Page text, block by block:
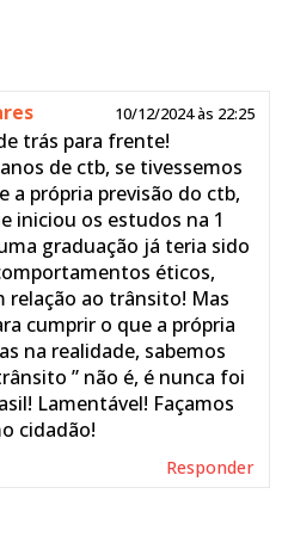
10/12/2024 às 22:25
trás para frente!
de ctb, se tivessemos
a própria previsão do ctb,
iniciou os estudos na 1
graduação já teria sido
éticos,
relação ao trânsito! Mas
cumprir o que a própria
na realidade, sabemos
” não é, é nunca foi
Lamentável! Façamos
cidadão!
Responder